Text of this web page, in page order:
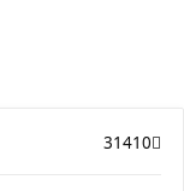
31410